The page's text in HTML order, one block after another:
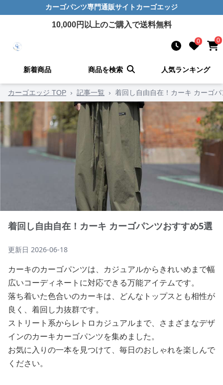
カーゴパンツ専門通販サイト カーゴエッジ
10,000円以上のご購入で送料無料
0 0
新着商品 商品を検索 人気ランキング
カーゴエッジ TOP › 記事一覧 › 着回し自由自在！カーキ カーゴ
着回し自由自在！カーキ カーゴパンツおすすめ5選
更新日 2026-06-18
カーキのカーゴパンツは、カジュアルからきれいめまで幅
広いコーディネートに対応できる万能アイテムです。
落ち着いた色合いのカーキは、どんなトップスとも相性が
良く、着回し力抜群です。
ストリート系からレトロカジュアルまで、さまざまなデザ
インのカーキカーゴパンツを集めました。
お気に入りの一本を見つけて、毎日のおしゃれを楽しんで
ください。